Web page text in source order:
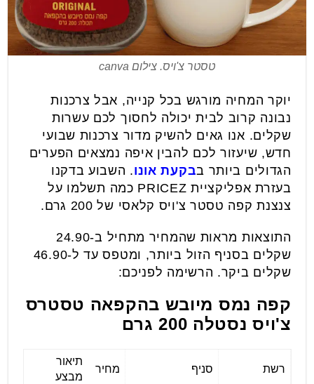
טסטר צ'ויס. צילום canva
יוקר המחיה מורגש בכל קנייה, אבל צרכנות
נבונה קרוב לבית יכולה לחסוך לכם עשרות
שקלים. אנו גאים להשיק מדור צרכנות שבועי
חדש, שיעזור לכם להבין איפה נמצאים הפערים
הגדולים ביותר בבקעת אונו. השבוע בדקנו
בעזרת אפליקציית PRICEZ כמה תשלמו על
צנצנת קפה טסטר צ'ויס קלאסי של 200 גרם.
התוצאות מראות שהמחיר מתחיל ב-24.90
שקלים בסניף הזול ביותר, ומטפס עד ל-46.90
שקלים ביקר. הרשימה לפניכם:
קפה נמס מיובש בהקפאה טסטרס
צ'ויס נסטלה 200 גרם
רשת סניף מחיר
תיאור
מבצע